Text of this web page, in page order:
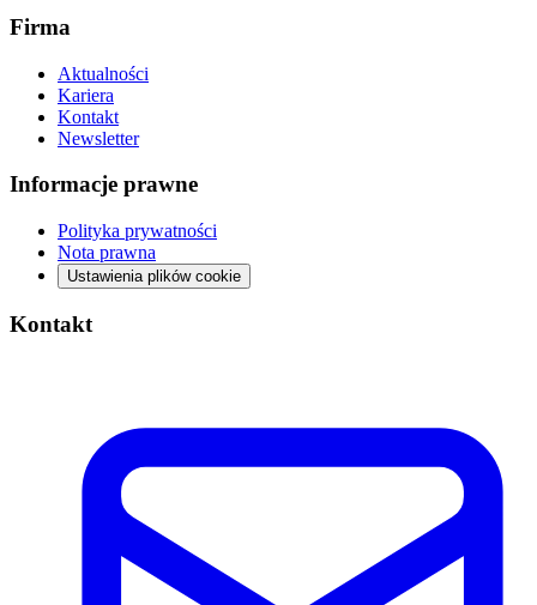
Firma
Aktualności
Kariera
Kontakt
Newsletter
Informacje prawne
Polityka prywatności
Nota prawna
Ustawienia plików cookie
Kontakt